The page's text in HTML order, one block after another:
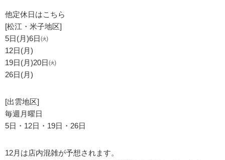
他定休日はこちら
[松江・米子地区]
5日(月)6日㈫
12日(月)
19日(月)20日㈫
26日(月)
[出雲地区]
毎週月曜日
5日・12日・19日・26日
12月は店内混雑が予想されます。